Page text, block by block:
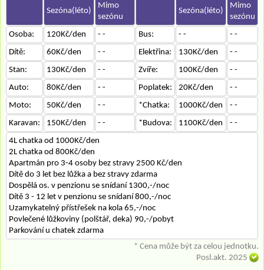
Sezóna(léto)
Mimo
sezónu
Sezóna(léto)
Mimo
sezónu
Osoba:
120Kč/den - - Bus: - -
- -
Dítě:
60Kč/den - - Elektřina: 130Kč/den
- -
Stan:
130Kč/den - - Zvíře: 100Kč/den
- -
Auto:
80Kč/den - - Poplatek: 20Kč/den
- -
Moto:
50Kč/den - - *Chatka: 1000Kč/den
- -
Karavan:
150Kč/den - - *Budova: 1100Kč/den
- -
4L chatka od 1000Kč/den
2L chatka od 800Kč/den
Apartmán pro 3-4 osoby bez stravy 2500 Kč/den
Dítě do 3 let bez lůžka a bez stravy zdarma
Dospělá os. v penzionu se snídaní 1300,-/noc
Dítě 3 - 12 let v penzionu se snídaní 800,-/noc
Uzamykatelný přístřešek na kola 65,-/noc
Povlečené lůžkoviny (polštář, deka) 90,-/pobyt
Parkování u chatek zdarma
* Cena může být za celou jednotku.
Posl.akt. 2025